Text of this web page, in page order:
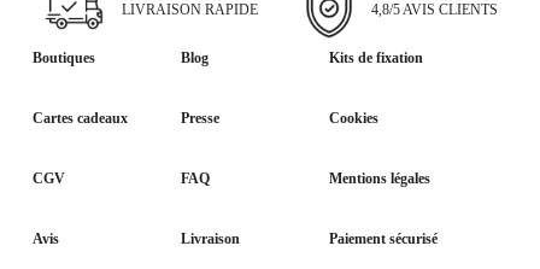
LIVRAISON RAPIDE 4,8/5 AVIS CLIENTS
Boutiques Blog Kits de fixation
Cartes cadeaux Presse Cookies
CGV FAQ Mentions légales
Avis Livraison Paiement sécurisé